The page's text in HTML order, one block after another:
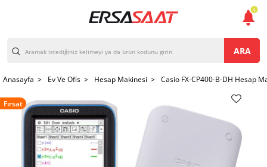
ARA
Anasayfa > Ev Ve Ofis > Hesap Makinesi > Casio FX-CP400-B-DH Hesap
Fırsat
1